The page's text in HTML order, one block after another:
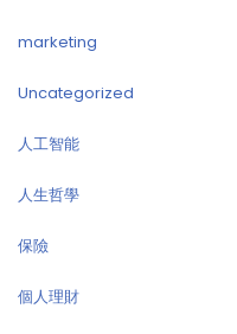
marketing
Uncategorized
人工智能
人生哲學
保險
個人理財